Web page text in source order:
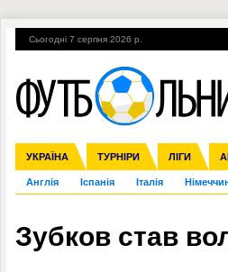
Сьогодні 7 серпня 2026 р.
УКРАЇНА ТУРНІРИ ЛІГИ
Збірна Прем'єр-ліга Перша ліга
Ліга чемпіонів Ліга Європи
Англія Іспанія Італія
ЧС-2014 ЄВРО-2016 Росія
Гарячі теми УПЛ, 1-й тур
Зубков став